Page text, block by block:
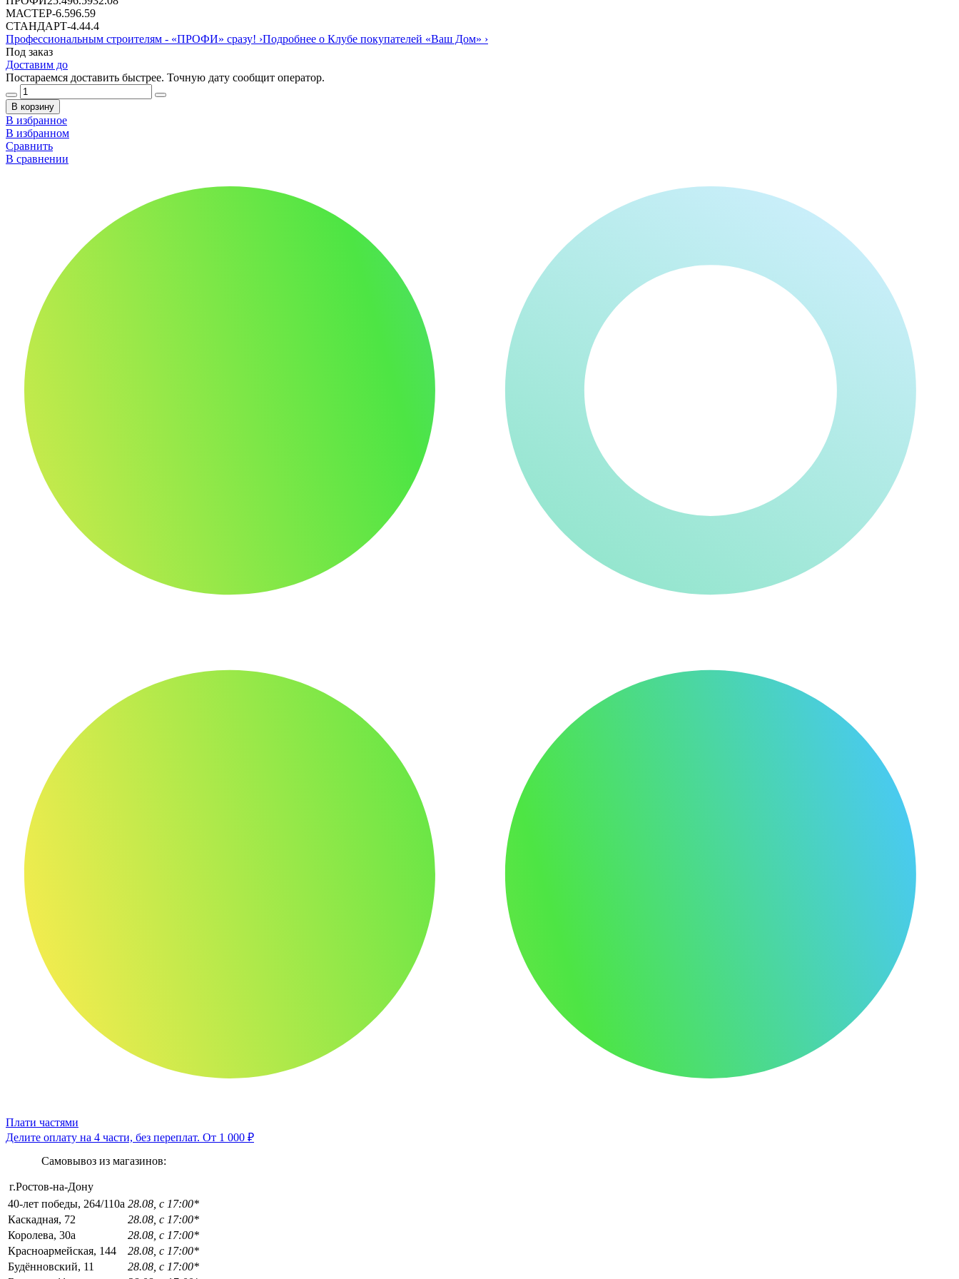
МАСТЕР-6.596.59
СТАНДАРТ-4.44.4
Профессиональным строителям - «ПРОФИ» сразу! ›Подробнее о Клубе покупателей «Ваш Дом» ›
Под заказ
Доставим до
Постараемся доставить быстрее. Точную дату сообщит оператор.
В корзину
В избранное
В избранном
Сравнить
В сравнении
Плати частями
Делите оплату на 4 части, без переплат. От 1 000 ₽
Самовывоз из магазинов:
г.Ростов-на-Дону
40-лет победы, 264/110а 28.08, с 17:00*
Каскадная, 72
28.08, с 17:00*
Королева, 30а
28.08, с 17:00*
Красноармейская, 144
28.08, с 17:00*
Будённовский, 11
28.08, с 17:00*